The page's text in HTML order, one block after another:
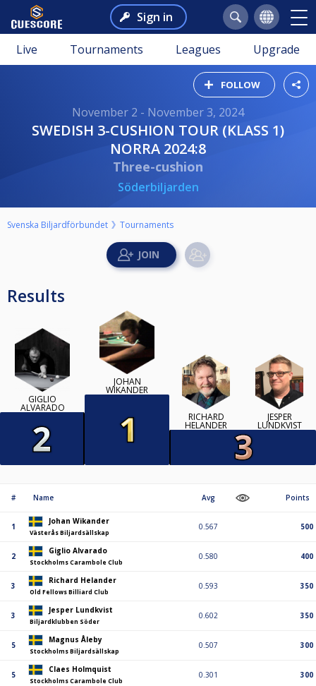
Sign in
Live Tournaments Leagues Upgrade
FOLLOW
November 2 - November 3, 2024
SWEDISH 3-CUSHION TOUR (KLASS 1)
NORRA 2024:8
Three-cushion
Söderbiljarden
Svenska Biljardförbundet Tournaments
Results
GIGLIO
ALVARADO
JOHAN
WIKANDER
RICHARD
HELANDER
JESPER
LUNDKVIST
# Name Avg Points
1
Johan Wikander
Västerås Biljardsällskap
0.567 500
2
Giglio Alvarado
Stockholms Carambole Club
0.580 400
3
Richard Helander
Old Fellows Billiard Club
0.593 350
3
Jesper Lundkvist
Biljardklubben Söder
0.602 350
5
Magnus Åleby
Stockholms Biljardsällskap
0.507 300
5
Claes Holmquist
Stockholms Carambole Club
0.301 300